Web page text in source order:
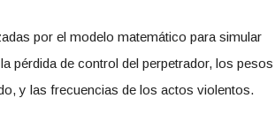
por el modelo matemático para simular
pérdida de control del perpetrador, los pesos
y las frecuencias de los actos violentos.